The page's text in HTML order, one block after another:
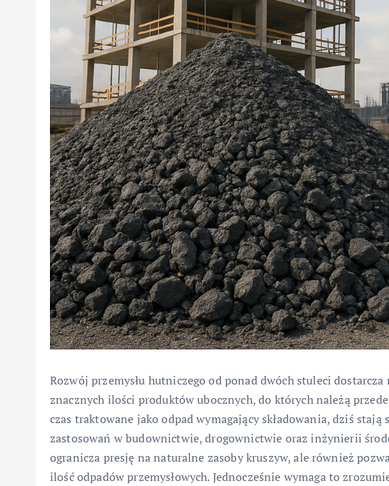
Rozwój przemysłu hutniczego od ponad dwóch stuleci
znacznych ilości produktów ubocznych, do których należą
czas traktowane jako odpad wymagający składowania, dziś
zastosowań w budownictwie, drogownictwie oraz inżynierii
ogranicza presję na naturalne zasoby kruszyw, ale również
ilość odpadów przemysłowych. Jednocześnie wymaga to